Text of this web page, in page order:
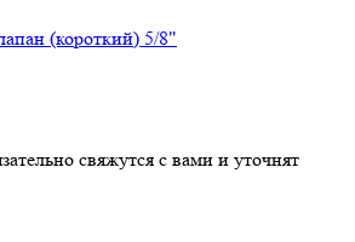
(короткий) 5/8"
свяжутся с вами и уточнят